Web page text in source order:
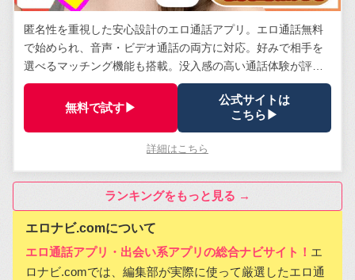
匿名性を重視した安心設計のエロ通話アプリ。エロ通話無料
で始められ、音声・ビデオ通話の両方に対応。好みで相手を
選べるマッチング機能も搭載。没入感の高い通話体験が評
判。
無料で試す▶
公式サイトは
こちら▶
詳細はこちら
ランキングをもっと見る →
エロナビ.comについて
エロ通話アプリ・出会い系アプリの総合ナビサイト！ エ
ロナビ.comでは、編集部が実際に使って厳選したエロ通